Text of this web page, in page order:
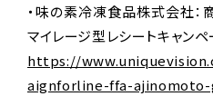
・味の素冷凍食品株式会社：
マイレージ型レシートキャン
https://
aignforline-ffa-ajinomoto-